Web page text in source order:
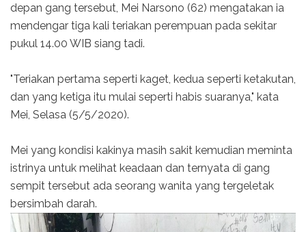
depan gang tersebut, Mei Narsono (62) mengatakan ia
mendengar tiga kali teriakan perempuan pada sekitar
pukul 14.00 WIB siang tadi.
"Teriakan pertama seperti kaget, kedua seperti ketakutan,
dan yang ketiga itu mulai seperti habis suaranya," kata
Mei, Selasa (5/5/2020).
Mei yang kondisi kakinya masih sakit kemudian meminta
istrinya untuk melihat keadaan dan ternyata di gang
sempit tersebut ada seorang wanita yang tergeletak
bersimbah darah.